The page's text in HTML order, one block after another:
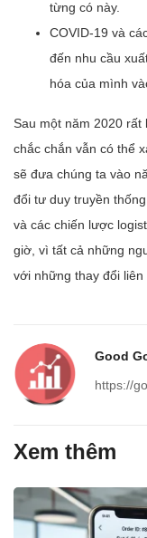
từng có này.
COVID-19 và
đến nhu cầu
hóa của mình
Sau một năm 2020 rất
chắc chắn vẫn có thể
sẽ đưa chúng ta vào
đổi tư duy truyền
và các chiến lược
giờ, vì tất cả những
với những thay đổi liên
Good
https://
Xem thêm